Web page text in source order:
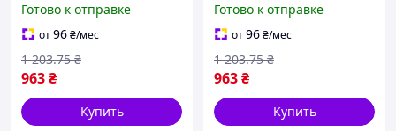
чорний графіт весна
осінь
Готово к отправке
от96₴/мес
963₴
1 203.75 ₴
Купить
весна/літо/осінь
Готово к отправке
от96₴/мес
963₴
1 203.75 ₴
Купить